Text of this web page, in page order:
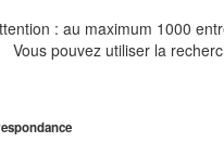
: au maximum 1000
Vous pouvez utiliser la